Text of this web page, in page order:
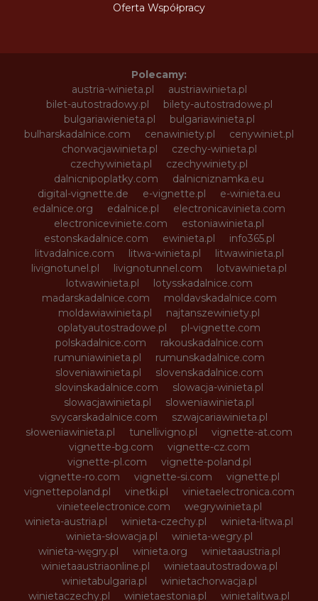
Oferta Współpracy
Polecamy:
austria-winieta.pl
austriawinieta.pl
bilet-autostradowy.pl
bilety-autostradowe.pl
bulgariawienieta.pl
bulgariawinieta.pl
bulharskadalnice.com
cenawiniety.pl
cenywiniet.pl
chorwacjawinieta.pl
czechy-winieta.pl
czechywinieta.pl
czechywiniety.pl
dalnicnipoplatky.com
dalnicniznamka.eu
digital-vignette.de
e-vignette.pl
e-winieta.eu
edalnice.org
edalnice.pl
electronicavinieta.com
electroniceviniete.com
estoniawinieta.pl
estonskadalnice.com
ewinieta.pl
info365.pl
litvadalnice.com
litwa-winieta.pl
litwawinieta.pl
livignotunel.pl
livignotunnel.com
lotvawinieta.pl
lotwawinieta.pl
lotysskadalnice.com
madarskadalnice.com
moldavskadalnice.com
moldawiawinieta.pl
najtanszewiniety.pl
oplatyautostradowe.pl
pl-vignette.com
polskadalnice.com
rakouskadalnice.com
rumuniawinieta.pl
rumunskadalnice.com
sloveniawinieta.pl
slovenskadalnice.com
slovinskadalnice.com
slowacja-winieta.pl
slowacjawinieta.pl
sloweniawinieta.pl
svycarskadalnice.com
szwajcariawinieta.pl
słoweniawinieta.pl
tunellivigno.pl
vignette-at.com
vignette-bg.com
vignette-cz.com
vignette-pl.com
vignette-poland.pl
vignette-ro.com
vignette-si.com
vignette.pl
vignettepoland.pl
vinetki.pl
vinietaelectronica.com
vinieteelectronice.com
wegrywinieta.pl
winieta-austria.pl
winieta-czechy.pl
winieta-litwa.pl
winieta-słowacja.pl
winieta-wegry.pl
winieta-węgry.pl
winieta.org
winietaaustria.pl
winietaaustriaonline.pl
winietaautostradowa.pl
winietabulgaria.pl
winietachorwacja.pl
winietaczechy.pl
winietaestonia.pl winietalitwa.pl